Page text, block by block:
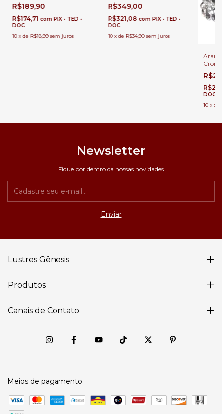
R$189,90
R$174,71 com PIX • TED •
DOC
10 xde R$18,99 sem juros
Cabeceiras de Cama
R$349,00
R$321,08 com PIX • TED •
DOC
10 xde R$34,90 sem juros
DOC
10 x de
Newsletter
Fique por dentro da nossas novidades
Lustres Gênesis
Produtos
Canais de Contato
Meios de pagamento